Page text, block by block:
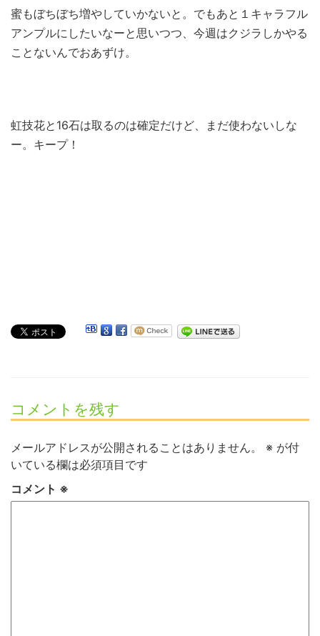
蜜もぼちぼち増やしていかないと。でもあと１キャラフル
アンプルにしたいなーと思いつつ、今週はクジラしかやる
ことないんでおあずけ。
虹技花と16石は取るのは確定だけど、まだ使わないしな
ー。キープ！
コメントを残す
メールアドレスが公開されることはありません。 ※ が付
いている欄は必須項目です
コメント ※